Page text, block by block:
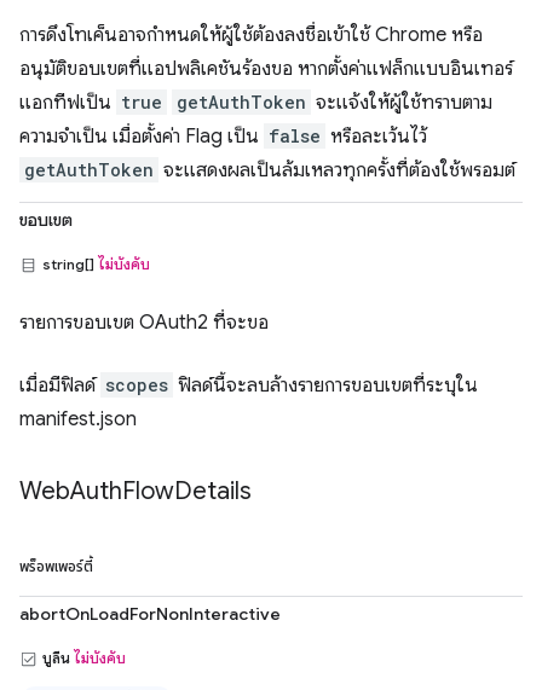
การดึงโทเค็นอาจกำหนดให้ผู้ใช้ต้องลงชื่อเข้าใช้ Chrome หรือ
อนุมัติขอบเขตที่แอปพลิเคชันร้องขอ หากตั้งค่าแฟล็กแบบอินเทอร์
แอกทีฟเป็น true getAuthToken จะแจ้งให้ผู้ใช้ทราบตาม
ความจำเป็น เมื่อตั้งค่า Flag เป็น false หรือละเว้นไว้
getAuthToken จะแสดงผลเป็นล้มเหลวทุกครั้งที่ต้องใช้พรอมต์
ขอบเขต
string[] ไม่บังคับ
รายการขอบเขต OAuth2 ที่จะขอ
เมื่อมีฟิลด์ scopes ฟิลด์นี้จะลบล้างรายการขอบเขตที่ระบุใน
manifest.json
WebAuthFlowDetails
พร็อพเพอร์ตี้
abortOnLoadForNonInteractive
บูลีน ไม่บังคับ